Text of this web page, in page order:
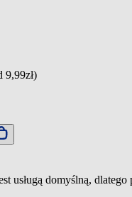
9,99zł)
usługą domyślną,